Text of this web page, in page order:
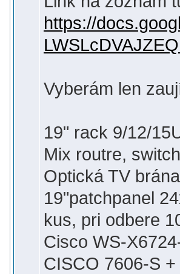
https://
Vyberám len
19" rack 9/12/
Mix routre,
Optická TV
19"patchpanel
kus, pri odbere
Cisco WS-
CISCO 7606-S